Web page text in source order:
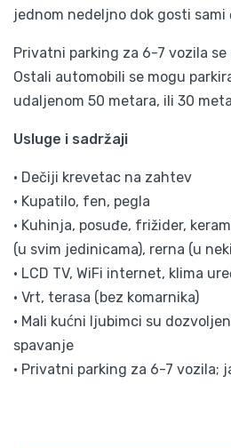
jednom nedeljno dok gosti
Privatni parking za 6-7 vozila
Ostali automobili se mogu
udaljenom 50 metara, ili 30
Usluge i sadržaji
• Dečiji krevetac na zahtev
• Kupatilo, fen, pegla
• Kuhinja, posuđe, frižider,
(u svim jedinicama), rerna (u
• LCD TV, WiFi internet, klima
• Vrt, terasa (bez komarnika)
• Mali kućni ljubimci su
spavanje
• Privatni parking za 6-7 vozila;